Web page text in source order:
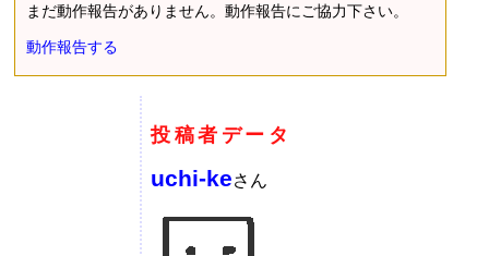
まだ動作報告がありません。動作報告にご協力下さい。
動作報告する
投稿者データ
uchi-keさん